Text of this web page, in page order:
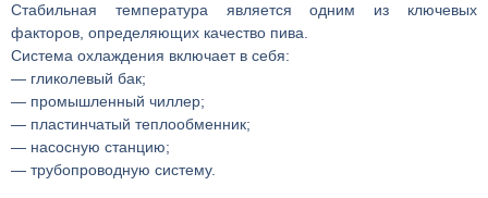
Стабильная температура является одним из ключевых
факторов, определяющих качество пива.
Система охлаждения включает в себя:
— гликолевый бак;
— промышленный чиллер;
— пластинчатый теплообменник;
— насосную станцию;
— трубопроводную систему.